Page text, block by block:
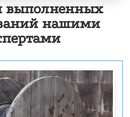
выполненных
нашими